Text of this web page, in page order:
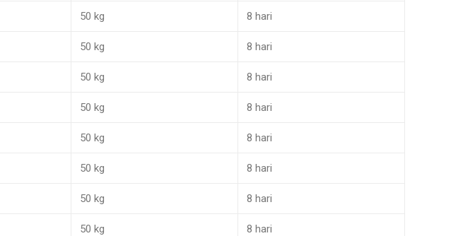
50 kg 8 hari
50 kg 8 hari
50 kg 8 hari
50 kg 8 hari
50 kg 8 hari
50 kg 8 hari
50 kg 8 hari
50 kg 8 hari